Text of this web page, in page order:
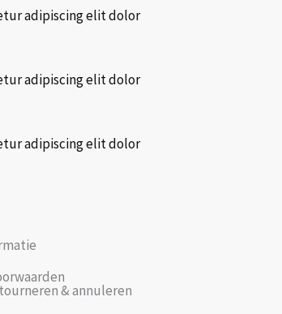
adipiscing elit dolor
adipiscing elit dolor
adipiscing elit dolor
& annuleren